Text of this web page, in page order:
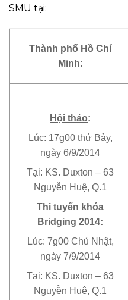
SMU tại:
Thành phố Hồ Chí
Minh:
Hội thảo:
Lúc: 17g00 thứ Bảy,
ngày 6/9/2014
Tại: KS. Duxton – 63
Nguyễn Huệ, Q.1
Thi tuyển khóa
Bridging 2014:
Lúc: 7g00 Chủ Nhật,
ngày 7/9/2014
Tại: KS. Duxton – 63
Nguyễn Huệ, Q.1